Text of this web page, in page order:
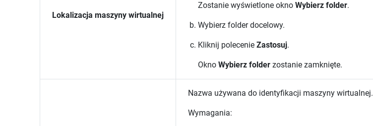
Lokalizacja maszyny wirtualnej
Zostanie wyświetlone okno Wybierz folder.
Wybierz folder docelowy.
Kliknij polecenie Zastosuj.
Okno Wybierz folder zostanie zamknięte.
Nazwa używana do identyfikacji maszyny wirtualnej.
Wymagania: